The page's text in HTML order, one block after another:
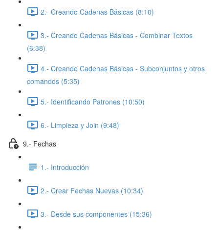
2.- Creando Cadenas Básicas (8:10)
3.- Creando Cadenas Básicas - Combinar Textos
(6:38)
4.- Creando Cadenas Básicas - Subconjuntos y otros
comandos (5:35)
5.- Identificando Patrones (10:50)
6.- Limpieza y Join (9:48)
9.- Fechas
1.- Introducción
2.- Crear Fechas Nuevas (10:34)
3.- Desde sus componentes (15:36)